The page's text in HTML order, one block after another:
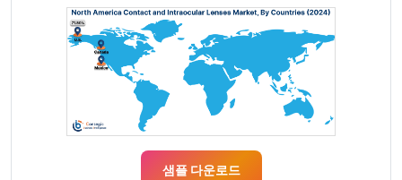
샘플 다운로드